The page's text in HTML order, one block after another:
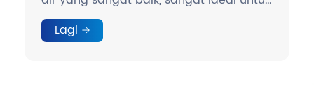
perawatan kulit dan aplikasi medis
tingkat lanjut.
Lagi